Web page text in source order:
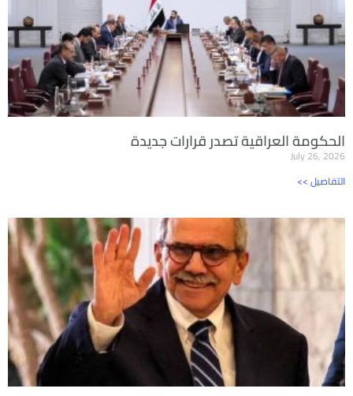
الحكومة العراقية تصدر قرارات جديدة
July 26, 2026
<< التفاصيل